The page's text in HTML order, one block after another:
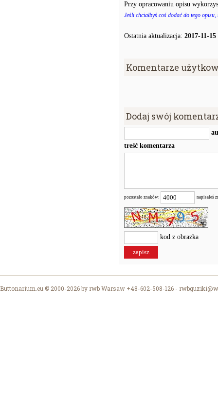
Przy opracowaniu opisu
Jeśli chciałbyś coś dodać do tego
Ostatnia aktualizacja: 2017-11-15
Komentarze
Dodaj swój
treść komentarza
pozostało znaków: napisałeś
kod z obrazka
Buttonarium.eu © 2000-2026 by rwb Warsaw +48-602-508-126 -